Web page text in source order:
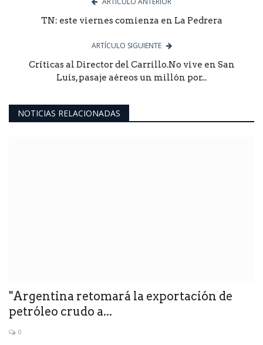
TN: este viernes comienza en La Pedrera
ARTÍCULO SIGUIENTE
Críticas al Director del Carrillo.No vive en San
Luis, pasaje aéreos un millón por...
NOTICIAS RELACIONADAS
"Argentina retomará la exportación de
petróleo crudo a...
0